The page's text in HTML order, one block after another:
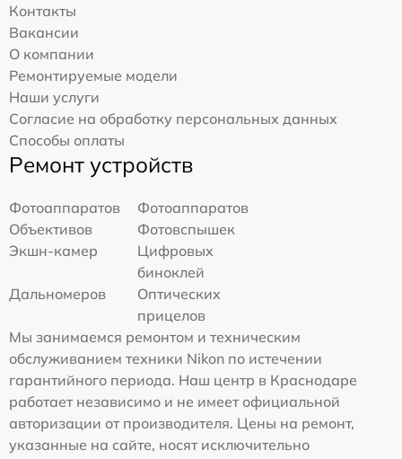
Контакты
Вакансии
О компании
Ремонтируемые модели
Наши услуги
Согласие на обработку персональных данных
Способы оплаты
Ремонт устройств
Фотоаппаратов
Фотоаппаратов
Объективов
Фотовспышек
Экшн-камер
Цифровых
биноклей
Дальномеров
Оптических
прицелов
Мы занимаемся ремонтом и техническим
обслуживанием техники Nikon по истечении
гарантийного периода. Наш центр в Краснодаре
работает независимо и не имеет официальной
авторизации от производителя. Цены на ремонт,
указанные на сайте, носят исключительно